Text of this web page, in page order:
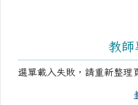
教師
選單載入失敗，請重新整理